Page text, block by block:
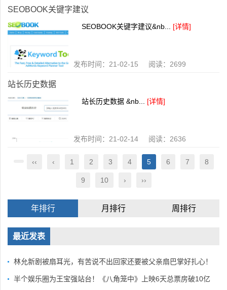
SEOBOOK关键字建议
SEOBOOK关键字建议&nb... [详情]
发布时间：21-02-15 阅读：2699
站长历史数据
站长历史数据 &nb... [详情]
发布时间：21-02-14 阅读：2636
‹‹ ‹ 1 2 3 4 5 6 7 8
9 10 › ››
年排行 月排行 周排行
最近发表
林允新剧被扇耳光，有苦说不出回家还要被父亲扇巴掌好扎心！
半个娱乐圈为王宝强站台！《八角笼中》上映6天总票房破10亿